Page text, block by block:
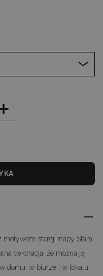
starej mapy Stara
dekoracja, że można ją
domu, w biurze i w lokalu.